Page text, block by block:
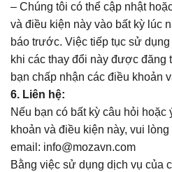
– Chúng tôi có thể cập nhật
và điều kiện này vào bất kỳ lúc
báo trước. Việc tiếp tục sử
khi các thay đổi này được đăng
bạn chấp nhận các điều khoản
6. Liên hệ:
Nếu bạn có bất kỳ câu hỏi hoặc
khoản và điều kiện này, vui
email: info@mozavn.com
Bằng việc sử dụng dịch vụ của